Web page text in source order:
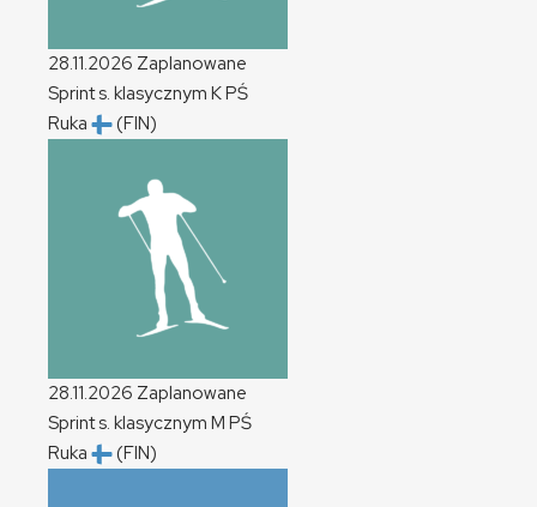
28.11.2026 Zaplanowane
Sprint s. klasycznym KPŚ
Ruka
(FIN)
28.11.2026 Zaplanowane
Sprint s. klasycznym M PŚ
Ruka
(FIN)